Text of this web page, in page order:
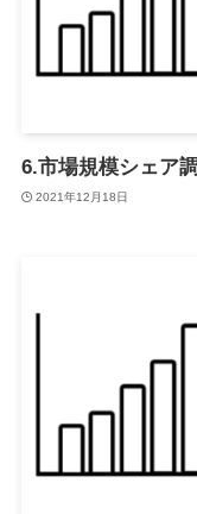
6.市場規模シェア
2021年12月18日